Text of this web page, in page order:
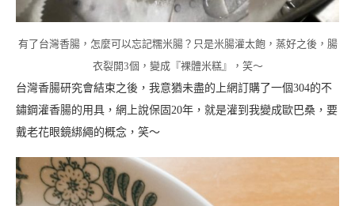
有了台灣香腸，怎麼可以忘記糯米腸？只是米腸灌太飽，蒸好之後，腸
衣裂開3個，變成『裸體米糕』，笑～
台灣香腸研究會結束之後，我意猶未盡的上網訂購了一個304的不
鏽鋼灌香腸的用具，網上說保固20年，就是灌到我變成歐巴桑，要
戴老花眼鏡綁繩的概念，笑～